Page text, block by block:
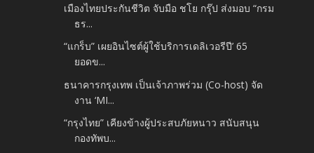
เมืองไทยประกันชีวิต จับมือ ชโย กรุ๊ป ส่งมอบ “กรม
ธร...
“แกร็บ” เผยอินไซต์ผู้ใช้บริการเดลิเวอรีปี’ 65
ยอดข...
ธนาคารกรุงเทพ เป็นเจ้าภาพร่วม (Co-host) จัด
งาน ‘MI...
“กรุงไทย” เคียงข้างผู้ประสบภัยหนาว สนับสนุน
กองทัพบ...